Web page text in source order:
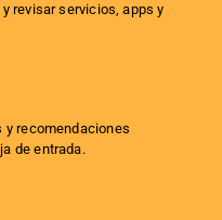
revisar servicios, apps y
y recomendaciones
de entrada.